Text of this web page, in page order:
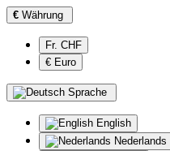
€ Währung
Fr. CHF
€ Euro
Sprache
English
Nederlands